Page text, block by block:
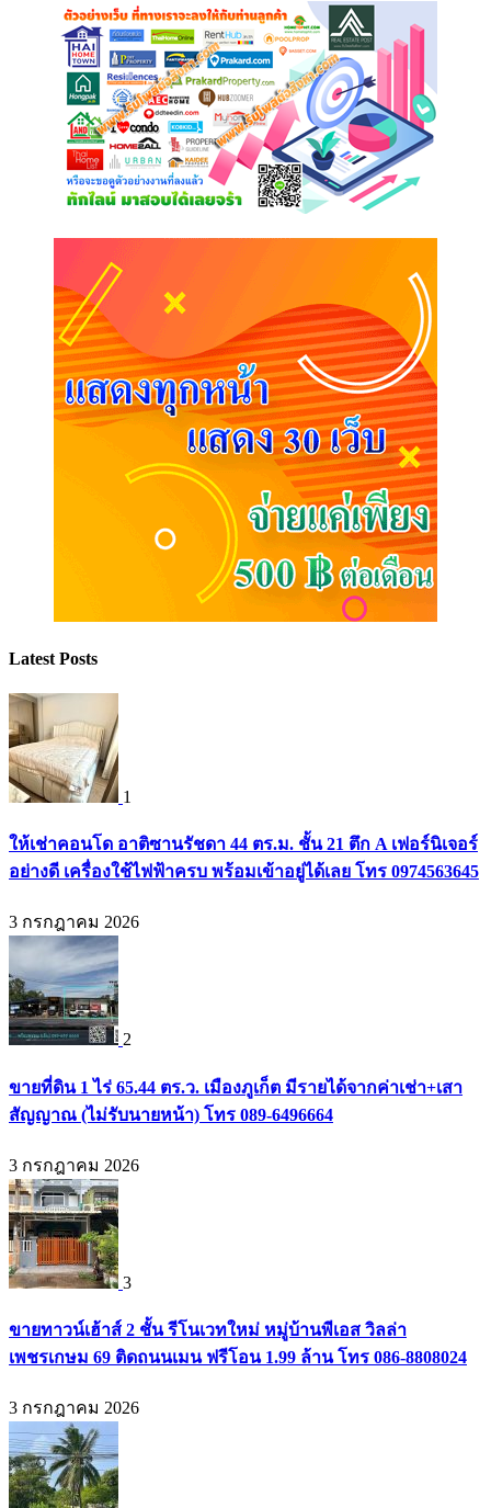
Latest Posts
1
ให้เช่าคอนโด อาติซานรัชดา 44 ตร.ม. ชั้น 21 ตึก A เฟอร์นิเจอร์
อย่างดี เครื่องใช้ไฟฟ้าครบ พร้อมเข้าอยู่ได้เลย โทร 0974563645
3 กรกฎาคม 2026
2
ขายที่ดิน 1 ไร่ 65.44 ตร.ว. เมืองภูเก็ต มีรายได้จากค่าเช่า+เสา
สัญญาณ (ไม่รับนายหน้า) โทร 089-6496664
3 กรกฎาคม 2026
3
ขายทาวน์เฮ้าส์ 2 ชั้น รีโนเวทใหม่ หมู่บ้านพีเอส วิลล่า
เพชรเกษม 69 ติดถนนเมน ฟรีโอน 1.99 ล้าน โทร 086-8808024
3 กรกฎาคม 2026